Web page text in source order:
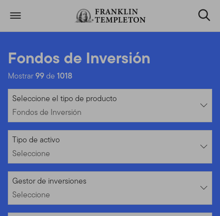
Fondos de Inversión
Mostrar99de 1018
Fondos de Inversión
Seleccione el tipo de producto
Fondos de Inversión
Seleccione
Tipo de activo
Seleccione
Seleccione
Gestor de inversiones
Seleccione